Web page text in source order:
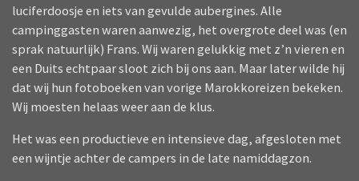
luciferdoosje en iets van gevulde aubergines. Alle
campinggasten waren aanwezig, het overgrote deel was (en
sprak natuurlijk) Frans. Wij waren gelukkig met z’n vieren en
een Duits echtpaar sloot zich bij ons aan. Maar later wilde hij
dat wij hun fotoboeken van vorige Marokkoreizen bekeken.
Wij moesten helaas weer aan de klus.
Het was een productieve en intensieve dag, afgesloten met
een wijntje achter de campers in de late namiddagzon.